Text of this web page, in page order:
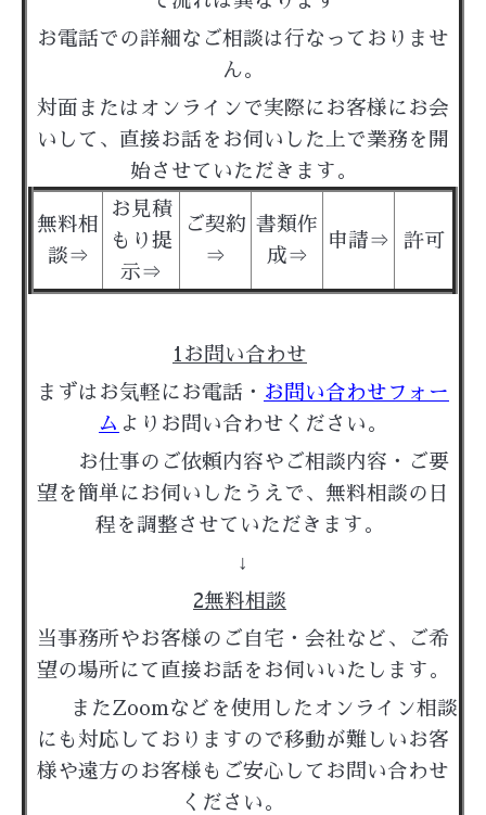
お電話での詳細なご相談は行なっておりませ
ん。
対面またはオンラインで実際にお客様にお会
いして、直接お話をお伺いした上で業務を開
始させていただきます。
無料相
談⇒
お見積
もり提
示⇒
ご契約
⇒
書類作
成⇒
申請⇒ 許可
1お問い合わせ
まずはお気軽にお電話・ お問い合わせフォー
ム よりお問い合わせください。
お仕事のご依頼内容やご相談内容・ご要
望を簡単にお伺いしたうえで、無料相談の日
程を調整させていただきます。
↓
2無料相談
当事務所やお客様のご自宅・会社など、ご希
望の場所にて直接お話をお伺いいたします。
またZoomなどを使用したオンライン相談
にも対応しておりますので移動が難しいお客
様や遠方のお客様もご安心してお問い合わせ
ください。